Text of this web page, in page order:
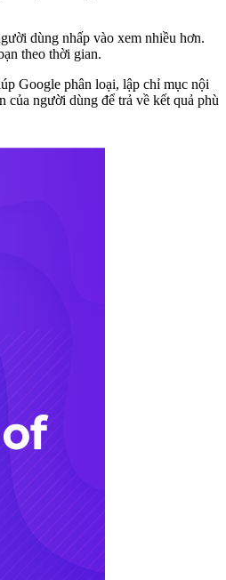
dùng nhấp vào xem nhiều hơn.
theo thời gian.
Google phân loại, lập chỉ mục nội
của người dùng để trả về kết quả phù